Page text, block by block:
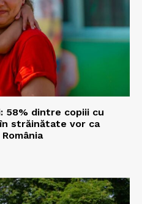
58% dintre copiii cu
străinătate vor ca